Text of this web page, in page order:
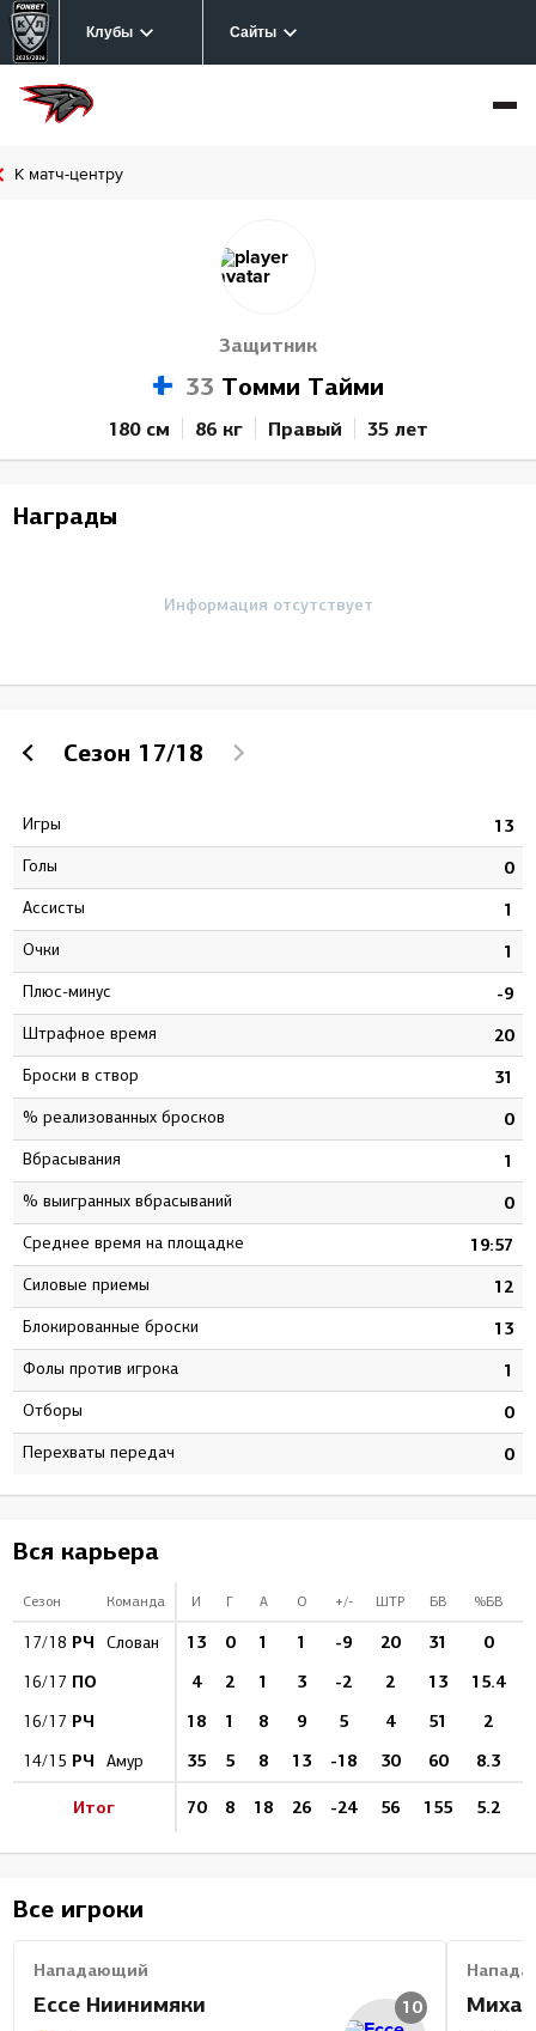
Клубы Сайты
К матч-центру
Защитник
33 Томми Тайми
180 см 86 кг Правый 35 лет
Награды
Информация отсутствует
Сезон 17/18
Игры 13
Голы 0
Ассисты 1
Очки 1
Плюс-минус -9
штрафное время 20
Броски в створ 31
% реализованных бросков 0
Вбрасывания 1
% выигранных вбрасываний 0
Среднее время на площадке 19:57
Силовые приемы 12
Блокированные броски 13
Фолы против игрока 1
Отборы 0
Перехваты передач 0
Вся карьера
Сезон Команда И Г А О +/- ШТР БВ %БВ
17/18 РЧ Слован 13 0 1 1 -9 20 31 0
16/17 ПО 4 2 1 3 -2 2 13 15.4
16/17 РЧ 18 1 8 9 5 4 51 2
14/15 РЧ Амур 35 5 8 13 -18 30 60 8.3
Итог 70 8 18 26 -24 56 155 5.2
Все игроки
Нападающий
Ессе Ниинимяки 10